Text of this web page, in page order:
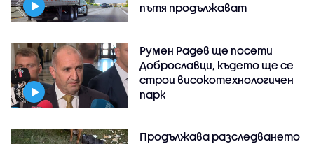
пътя продължават
Румен Радев ще посети
Доброславци, където ще се
строи високотехнологичен
парк
Продължава разследването